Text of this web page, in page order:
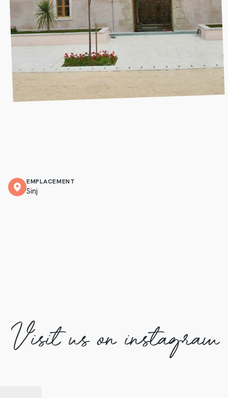
EMPLACEMENT
Sinj
Visit us on instagram